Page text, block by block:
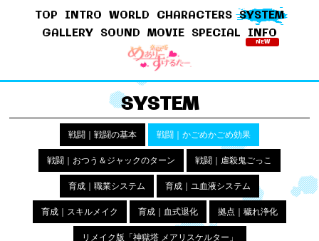
TOP INTRO WORLD CHARACTERS SYSTEM
GALLERY SOUND MOVIE SPECIAL INFO
NEW
SYSTEM
戦闘｜戦闘の基本 戦闘｜かごめかごめ効果
戦闘｜おつう＆ジャックのターン 戦闘｜虐殺鬼ごっこ
育成｜職業システム 育成｜ユ血液システム
育成｜スキルメイク 育成｜血式退化 拠点｜穢れ浄化
リメイク版「神獄塔 メアリスケルター」